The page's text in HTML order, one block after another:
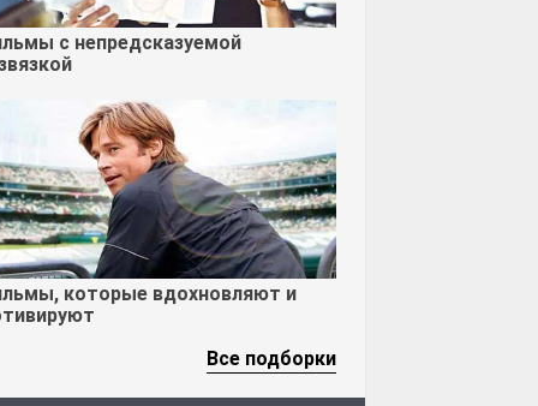
с непредсказуемой
которые вдохновляют и
Все подборки